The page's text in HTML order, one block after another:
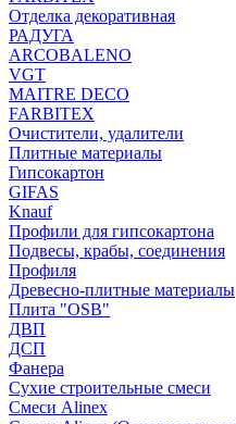
Отделка декоративная
РАДУГА
ARCOBALENO
VGT
MAITRE DECO
FARBITEX
Очистители, удалители
Плитные материалы
Гипсокартон
GIFAS
Knauf
Профили для гипсокартона
Подвесы, крабы, соединения
Профиля
Древесно-плитные материалы
Плита "OSB"
ДВП
ДСП
Фанера
Сухие строительные смеси
Смеси Alinex